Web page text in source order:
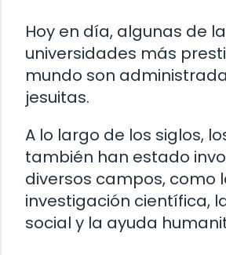
Hoy en día, algunas de
universidades más
mundo son
jesuitas.
A lo largo de los siglos,
también han estado
diversos campos, como
investigación científica,
social y la ayuda